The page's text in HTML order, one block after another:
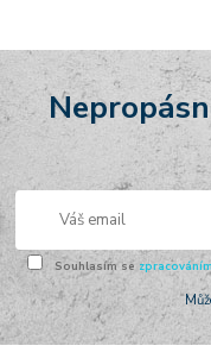
Souhlasím se